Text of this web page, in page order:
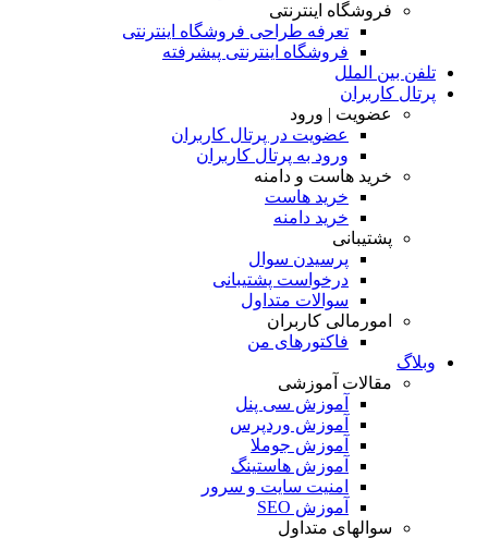
فروشگاه اینترنتی
تعرفه طراحی فروشگاه اینترنتی
فروشگاه اینترنتی پیشرفته
تلفن بین الملل
پرتال کاربران
عضویت | ورود
عضویت در پرتال کاربران
ورود به پرتال کاربران
خرید هاست و دامنه
خرید هاست
خرید دامنه
پشتیبانی
پرسیدن سوال
درخواست پشتیبانی
سوالات متداول
امورمالی کاربران
فاکتورهای من
وبلاگ
مقالات آموزشی
آموزش سی پنل
آموزش وردپرس
آموزش جوملا
آموزش هاستینگ
امنیت سایت و سرور
آموزش SEO
سوالهای متداول